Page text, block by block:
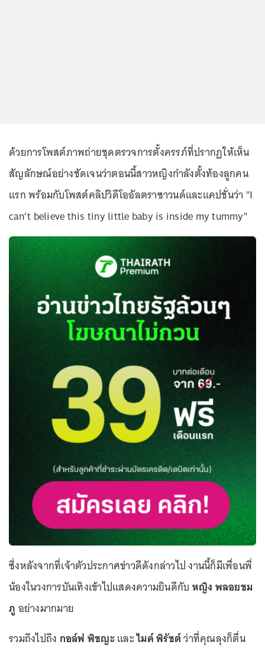
ด้วยการโพสต์ภาพถ่ายชุดตรวจการตั้งครรภ์ที่ปรากฏให้เห็น
สัญลักษณ์อย่างชัดเจนว่าตอนนี้สาวหญิงกำลังตั้งท้องลูกคน
แรก พร้อมกับโพสต์คลิปวิดีโออัลตราซาวนด์และแคปชั่นว่า "I
can’t believe this tiny little baby is inside my tummy"
ซึ่งหลังจากที่เจ้าตัวประกาศข่าวดีดังกล่าวไป งานนี้ก็มีเพื่อนพี่
น้องในวงการบันเทิงเข้าไปแสดงความยินดีกับ หญิง พลอยชม
ภู อย่างมากมาย
รวมถึงไปถึง กอล์ฟ พิชญะและไมค์ พิรัชต์ว่าที่คุณลุงก็ตื่น